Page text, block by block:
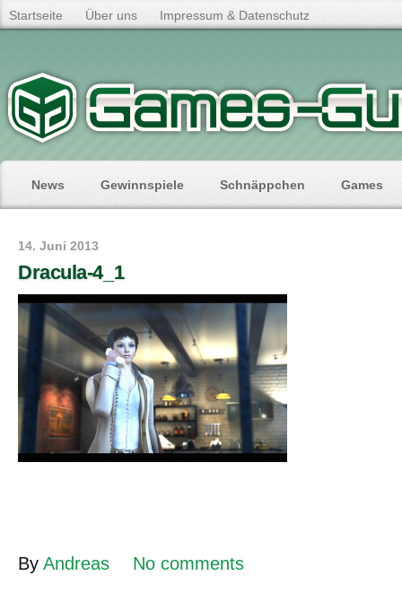
Startseite Über uns Impressum & Datenschutz
News Gewinnspiele Schnäppchen Games
14. Juni 2013
Dracula-4_1
By Andreas No comments